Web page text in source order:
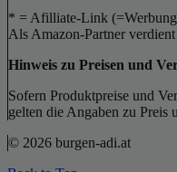
* = Afilliate-Link
Als Amazon-Partner
Hinweis zu Preisen und
Sofern Produktpreise und
gelten die Angaben zu Preis
© 2026 burgen-adi.at